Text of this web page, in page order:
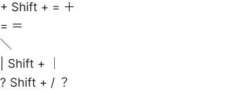
+ Shift + = ＋
= ＝
＼
| Shift + ｜
? Shift + / ？